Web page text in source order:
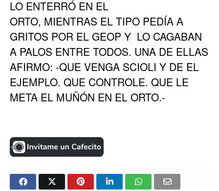
LO ENTERRÓ EN EL
ORTO, MIENTRAS EL TIPO PEDÍA A
GRITOS POR EL GEOP Y LO CAGABAN
A PALOS ENTRE TODOS. UNA DE ELLAS
AFIRMO: -QUE VENGA SCIOLI Y DE EL
EJEMPLO. QUE CONTROLE. QUE LE
META EL MUÑÓN EN EL ORTO.-